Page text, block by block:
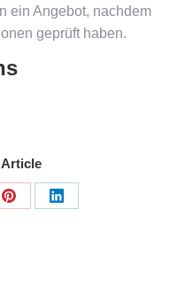
ein Angebot, nachdem
geprüft haben.
Share
Share